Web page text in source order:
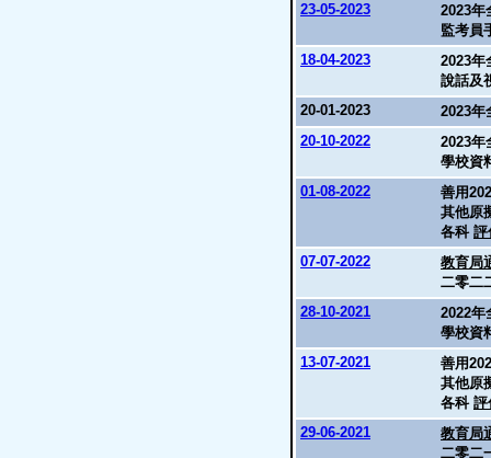
23-05-2023
2023年
監考員
18-04-2023
2023年
說話及
20-01-2023
2023年
20-10-2022
2023年
學校資
01-08-2022
善用
其他原
各科 評
07-07-2022
教育局
二零二
28-10-2021
2022年
學校資
13-07-2021
善用
其他原
各科 評
29-06-2021
教育局
二零二